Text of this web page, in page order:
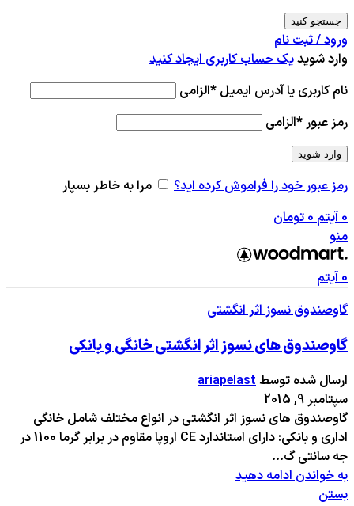
جستجو کنید
ورود / ثبت نام
وارد شویدیک حساب کاربری ایجاد کنید
نام کاربری یا آدرس ایمیل *الزامی
رمز عبور*الزامی
وارد شوید
رمز عبور خود را فراموش کرده اید؟
مرا به خاطر بسپار
0آیتم 0تومان
منو
0آیتم
گاوصندوق نسوز اثر انگشتی
گاوصندوق های نسوز اثر انگشتی خانگی و بانکی
ارسال شده توسط ariapelast
سپتامبر 9, 2015
گاوصندوق های نسوز اثر انگشتی در انواع مختلف شامل خانگی
اداری و بانکی: دارای استاندارد CE اروپا مقاوم در برابر گرما 1100 در
جه سانتی گ...
به خواندن ادامه دهید
بستن